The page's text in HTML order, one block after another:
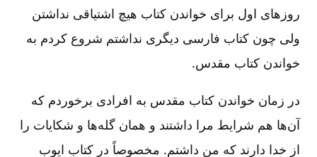
روزهای اول برای خواندن کتاب هیچ اشتیاقی نداشتن
ولی چون کتاب فارسی دیگری نداشتم شروع کردم به
خواندن کتاب مقدس.
در زمان خواندن کتاب مقدس به افرادی برخوردم که
آن‌ها هم شرایط مرا داشتند و همان گله‌ها و شکایات را
از خدا دارند که من داشتم. مخصوصاً در کتاب ایوب